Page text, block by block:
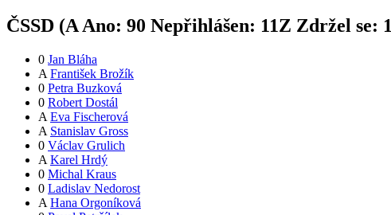
ČSSD (AAno: 90 Nepřihlášen: 11Z Zdržel se: 1
0 Jan Bláha
A František Brožík
0 Petra Buzková
0 Robert Dostál
A Eva Fischerová
A Stanislav Gross
0 Václav Grulich
A Karel Hrdý
0 Michal Kraus
0 Ladislav Nedorost
A Hana Orgoníková